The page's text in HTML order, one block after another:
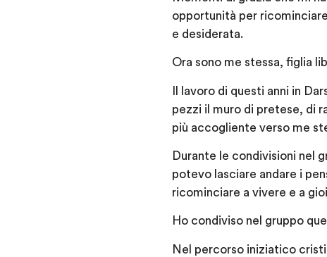
opportunità per
e desiderata.
Ora sono me stessa, figlia
Il lavoro di questi anni in
pezzi il muro di pretese, di
più accogliente verso me
Durante le condivisioni nel
potevo lasciare andare i
ricominciare a vivere e a
Ho condiviso nel gruppo
Nel percorso iniziatico